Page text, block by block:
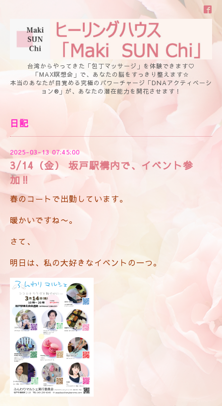
台湾からやってきた「包丁マッサージ」を体験できます♡
「MAX瞑想会」で、あなたの脳をすっきり整えます☆
本当のあなたが目覚める究極のパワーチャージ「DNAアクティベーシ
ョン®」が、あなたの潜在能力を開花させます！
日記
2025-03-13 07:45:00
3/14（金） 坂戸駅構内で、イベント参
加‼️
春のコートで出勤しています。
暖かいですね〜。
さて、
明日は、私の大好きなイベントの一つ。